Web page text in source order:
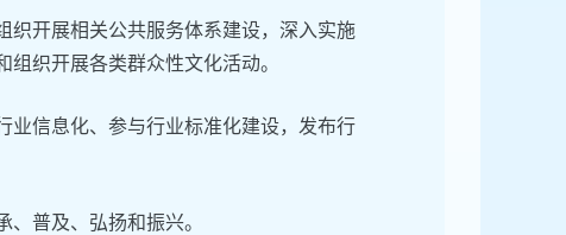
织开展相关公共服务体系建设，深入实施
织开展各类群众性文化活动。
业信息化、参与行业标准化建设，发布行
、普及、弘扬和振兴。